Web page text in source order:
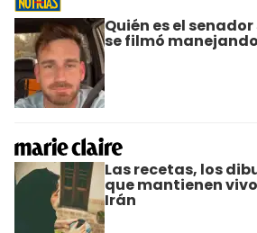
Quién es el
se filmó
Las recetas, los
que mantienen
Irán